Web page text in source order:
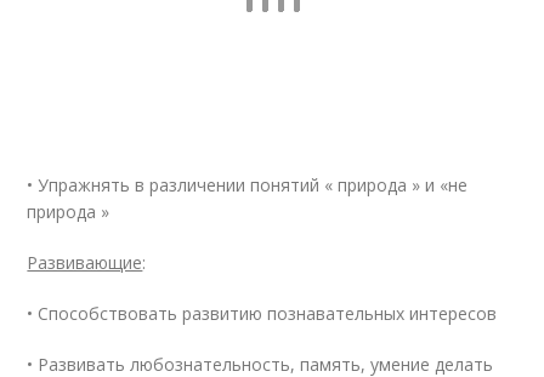
• Упражнять в различении понятий « природа » и «не
природа »
Развивающие:
• Способствовать развитию познавательных интересов
• Развивать любознательность, память, умение делать